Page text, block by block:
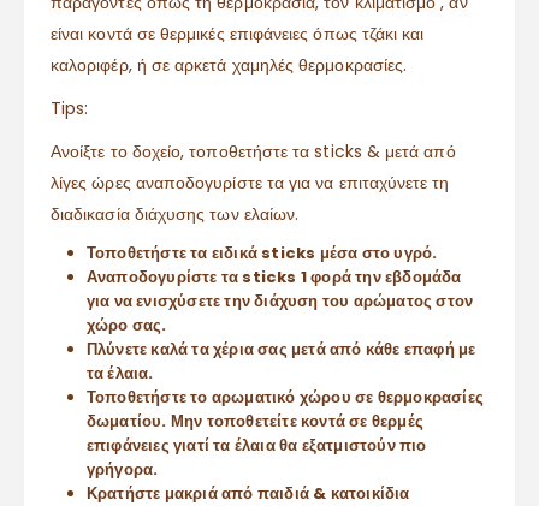
είναι κοντά σε θερμικές επιφάνειες όπως τζάκι και
καλοριφέρ, ή σε αρκετά χαμηλές θερμοκρασίες.
Tips:
Ανοίξτε το δοχείο, τοποθετήστε τα sticks & μετά από
λίγες ώρες αναποδογυρίστε τα για να επιταχύνετε τη
διαδικασία διάχυσης των ελαίων.
Τοποθετήστε τα ειδικά sticks μέσα στο υγρό.
Αναποδογυρίστε τα sticks 1 φορά την εβδομάδα
για να ενισχύσετε την διάχυση του αρώματος στον
χώρο σας.
Πλύνετε καλά τα χέρια σας μετά από κάθε επαφή με
τα έλαια.
Τοποθετήστε το αρωματικό χώρου σε θερμοκρασίες
δωματίου. Μην τοποθετείτε κοντά σε θερμές
επιφάνειες γιατί τα έλαια θα εξατμιστούν πιο
γρήγορα.
Κρατήστε μακριά από παιδιά & κατοικίδια